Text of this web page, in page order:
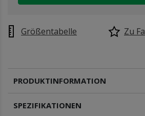
Größentabelle Zu
PRODUKTINFORMATION
SPEZIFIKATIONEN